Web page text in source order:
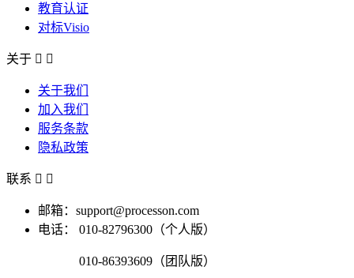
教育认证
对标Visio
关于  
关于我们
加入我们
服务条款
隐私政策
联系  
邮箱：support@processon.com
电话：
010-82796300（个人版）
010-86393609（团队版）